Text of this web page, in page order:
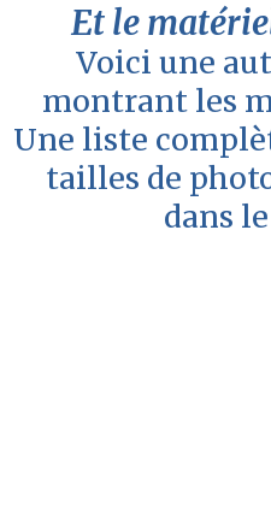
Et le
Voici une
montrant les
Une liste
tailles de
dans le